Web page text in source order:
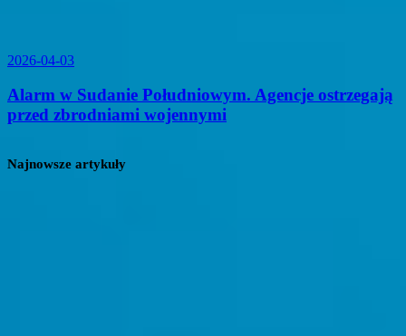
2026-04-03
Alarm w Sudanie Południowym. Agencje ostrzegają
przed zbrodniami wojennymi
Najnowsze artykuły